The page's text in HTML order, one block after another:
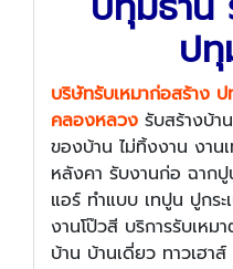
ปทุ
บริษัทรับเหมาก่อสร้าง
คลองหลวง รับสร้างบ้า
ของบ้าน ไม่ทิ้งงาน งา
หลังคา รับงานก่อ ฉาก
แอร์ ทำแบบ เทปูน ปูกร
งานโป๊วสี บริการรับเหม
บ้าน บ้านเดี่ยว ทาวเฮา